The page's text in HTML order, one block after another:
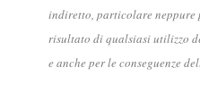
indiretto, particolare neppure
risultato di qualsiasi utilizzo
e anche per le conseguenze